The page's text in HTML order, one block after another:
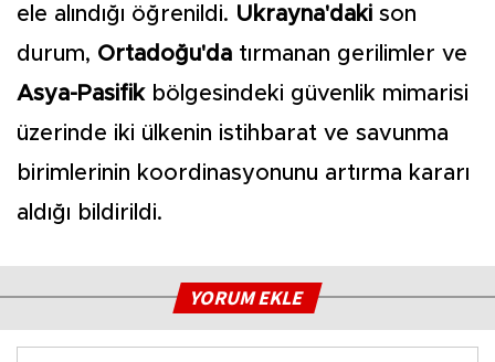
ele alındığı öğrenildi. Ukrayna'daki son
durum, Ortadoğu'da tırmanan gerilimler ve
Asya-Pasifikbölgesindeki güvenlik mimarisi
üzerinde iki ülkenin istihbarat ve savunma
birimlerinin koordinasyonunu artırma kararı
aldığı bildirildi.
YORUM EKLE